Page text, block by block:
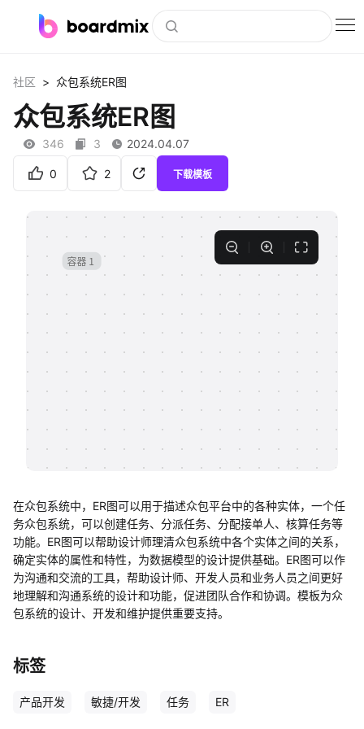
社区资源
下载
客户案例
社区 > 众包系统ER图
众包系统ER图
346 3 2024.04.07
0 2 下载模板
在众包系统中，ER图可以用于描述众包平台中的各种实体，一个任
务众包系统，可以创建任务、分派任务、分配接单人、核算任务等
功能。ER图可以帮助设计师理清众包系统中各个实体之间的关系，
确定实体的属性和特性，为数据模型的设计提供基础。ER图可以作
为沟通和交流的工具，帮助设计师、开发人员和业务人员之间更好
地理解和沟通系统的设计和功能，促进团队合作和协调。模板为众
包系统的设计、开发和维护提供重要支持。
标签
产品开发 敏捷/开发 任务 ER